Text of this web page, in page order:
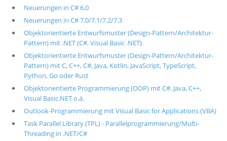
Neuerungen in C# 6.0
Neuerungen in C# 7.0/7.1/7.2/7.3
Objektorientierte Entwurfsmuster (Design-Pattern/Architektur-
Pattern) mit .NET (C#, Visual Basic .NET)
Objektorientierte Entwurfsmuster (Design-Pattern/Architektur-
Pattern) mit C, C++, C#, Java, Kotlin, JavaScript, TypeScript,
Python, Go oder Rust
Objektorientierte Programmierung (OOP) mit C#, Java, C++,
Visual Basic.NET o.ä.
Outlook-Programmierung mit Visual Basic for Applications (VBA)
Task Parallel Library (TPL) - Parallelprogrammierung/Multi-
Threading in .NET/C#